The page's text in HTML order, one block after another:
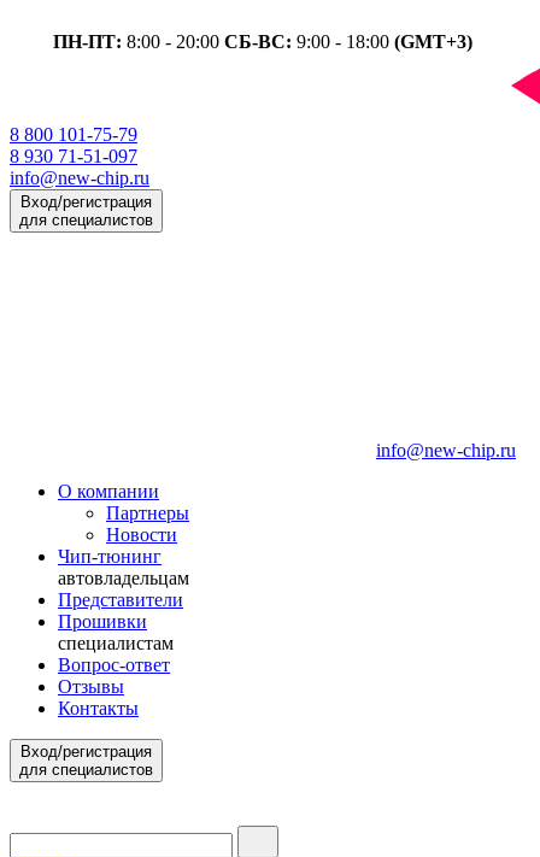
ПН-ПТ: 8:00 - 20:00 СБ-ВС: 9:00 - 18:00 (GMT+3)
8 800 101-75-79
8 930 71-51-097
info@new-chip.ru
Вход/регистрация
для специалистов
info@new-chip.ru
О компании
Партнеры
Новости
Чип-тюнинг
автовладельцам
Представители
Прошивки
специалистам
Вопрос-ответ
Отзывы
Контакты
Вход/регистрация
для специалистов